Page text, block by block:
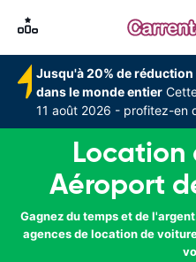
Jusqu'à 20% de
dans le monde entier
11 août 2026 - profitez-en
Location
Aéroport
Gagnez du temps et de
agences de location de